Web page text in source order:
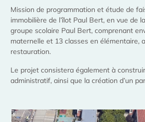
Mission de programmation et étude de
immobilière de l’îlot Paul Bert, en vue de
groupe scolaire Paul Bert, comprenant
maternelle et 13 classes en élémentaire,
restauration.
Le projet consistera également à
administratif, ainsi que la création d’un